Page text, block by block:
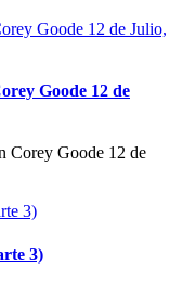
Goode 12 de
Corey Goode 12 de
3)